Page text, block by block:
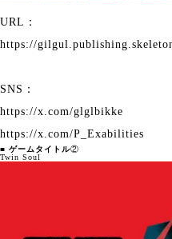
URL：
https://
SNS：
https://x.com/glglbikke
https://x.com/P_Exabilities
■ ゲームタイトル②
Twin Soul